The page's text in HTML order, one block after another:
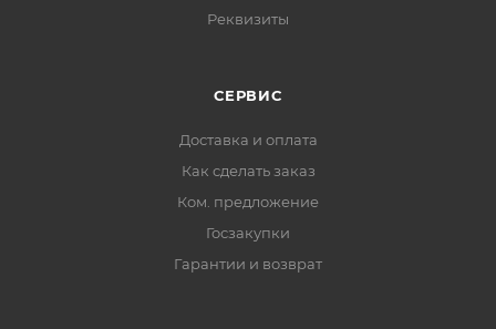
Реквизиты
СЕРВИС
Доставка и оплата
Как сделать заказ
Ком. предложение
Госзакупки
Гарантии и возврат